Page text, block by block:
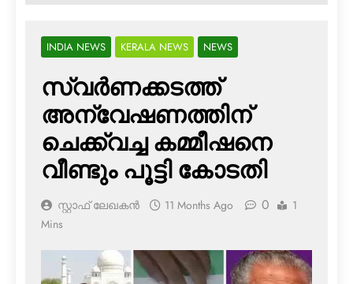
INDIA NEWS KERALA NEWS NEWS
സ്വര്‍ണക്കടത്ത്
അന്വേഷണത്തിന്
ചെക്ക്‌വച്ച കമ്മീഷനെ
വീണ്ടും പൂട്ടി കോടതി
സ്റ്റാഫ് ലേഖകൻ 11 Months Ago 0
1
Mins